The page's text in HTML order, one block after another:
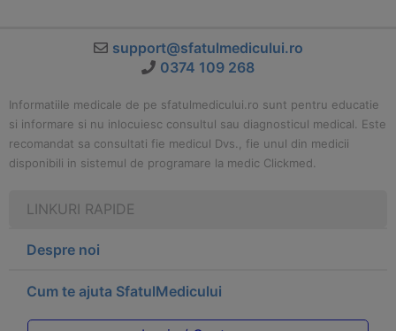
support@sfatulmedicului.ro
0374 109 268
Informatiile medicale de pe sfatulmedicului.ro sunt pentru educatie
si informare si nu inlocuiesc consultul sau diagnosticul medical. Este
recomandat sa consultati fie medicul Dvs., fie unul din medicii
disponibili in sistemul de programare la medic Clickmed.
LINKURI RAPIDE
Despre noi
Cum te ajuta SfatulMedicului